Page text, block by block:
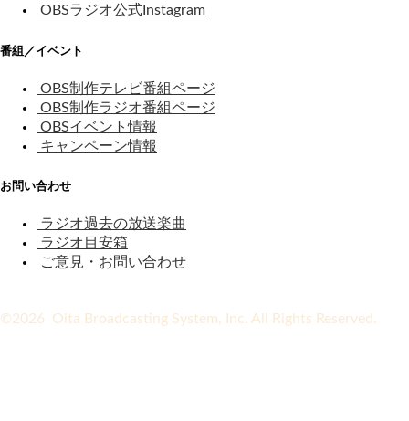
OBSラジオ公式Instagram
番組／イベント
OBS制作テレビ番組ページ
OBS制作ラジオ番組ページ
OBSイベント情報
キャンペーン情報
お問い合わせ
ラジオ過去の放送楽曲
ラジオ目安箱
ご意見・お問い合わせ
©2026 Oita Broadcasting System, Inc. All Rights Reserved.